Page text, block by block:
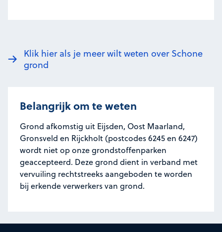
Klik hier als je meer wilt weten over Schone
grond
Belangrijk om te weten
Grond afkomstig uit Eijsden, Oost Maarland,
Gronsveld en Rijckholt (postcodes 6245 en 6247)
wordt niet op onze grondstoffenparken
geaccepteerd. Deze grond dient in verband met
vervuiling rechtstreeks aangeboden te worden
bij erkende verwerkers van grond.